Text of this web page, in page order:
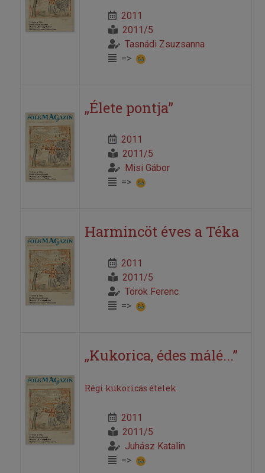
2011
2011/5
Tasnádi Zsuzsanna
=>
„Élete pontja”
2011
2011/5
Misi Gábor
=>
Harmincöt éves a Téka
2011
2011/5
Török Ferenc
=>
„Kukorica, édes málé...”
Régi kukoricás ételek
2011
2011/5
Juhász Katalin
=>